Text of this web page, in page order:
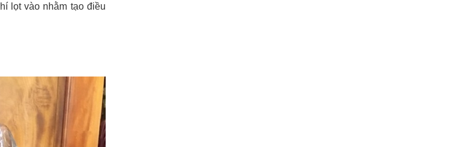
lọt vào nhằm tạo điều